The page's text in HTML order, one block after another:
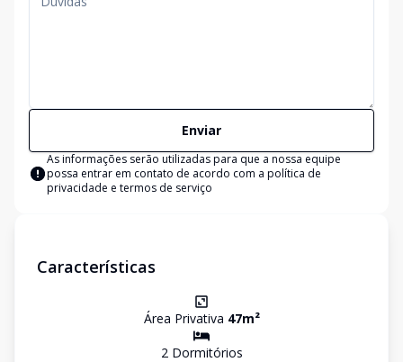
Enviar
As informações serão utilizadas para que a nossa equipe
possa entrar em contato de acordo com a política de
privacidade e termos de serviço
Características
Área Privativa 47m²
2Dormitórios